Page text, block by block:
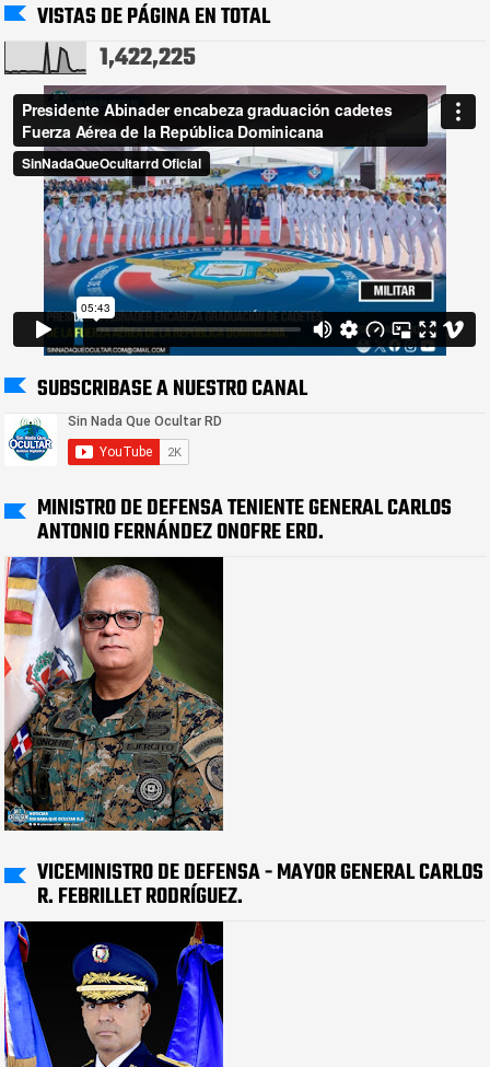
VISTAS DE PÁGINA EN TOTAL
1,422,225
SUBSCRIBASE A NUESTRO CANAL
MINISTRO DE DEFENSA TENIENTE GENERAL CARLOS
ANTONIO FERNÁNDEZ ONOFRE ERD.
VICEMINISTRO DE DEFENSA - MAYOR GENERAL CARLOS
R. FEBRILLET RODRÍGUEZ.